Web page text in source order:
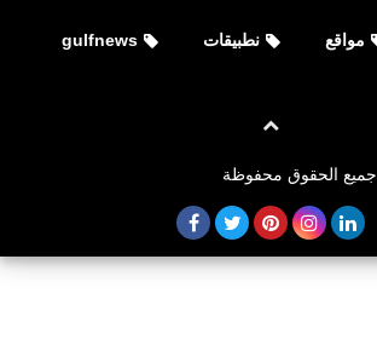
مواقع نطبيقات gulfnews
جميع الحقوق محفوظة